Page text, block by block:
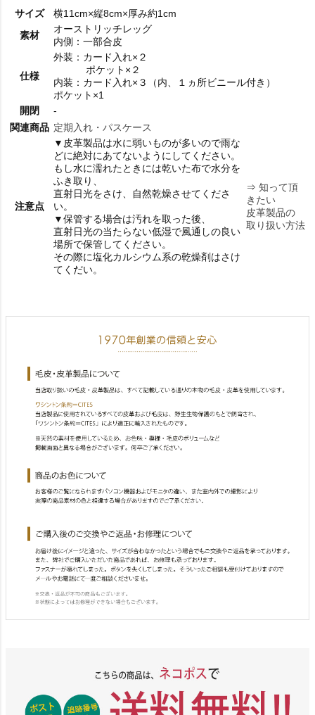
サイズ
横11cm×縦8cm×厚み約1cm
素材
オーストリッチレッグ
内側：一部合皮
仕様
外装：カード入れ×２
ポケット×２
内装：カード入れ×３（内、１ヵ所ビニール付き）
ポケット×1
開閉
-
関連商品 定期入れ・パスケース
注意点
▼皮革製品は水に弱いものが多いので雨な
どに絶対にあてないようにしてください。
もし水に濡れたときには乾いた布で水分を
ふき取り、
直射日光をさけ、自然乾燥させてくださ
い。
▼保管する場合は汚れを取った後、
直射日光の当たらない低湿で風通しの良い
場所で保管してください。
その際に塩化カルシウム系の乾燥剤はさけ
てくだい。
⇒ 知って頂
きたい
皮革製品の
取り扱い方法